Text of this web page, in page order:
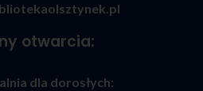
otwarcia:
dla dorosłych: